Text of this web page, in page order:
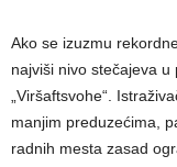
Ako se izuzmu
najviši nivo stečajeva
„Viršaftsvohe“.
manjim preduzećima,
radnih mesta zasad